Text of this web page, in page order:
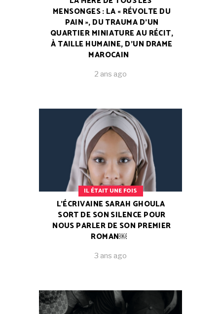
MENSONGES : LA « RÉVOLTE DU
PAIN », DU TRAUMA D’UN
QUARTIER MINIATURE AU RÉCIT,
À TAILLE HUMAINE, D’UN DRAME
MAROCAIN
2 ans ago
IL ÉTAIT UNE FOIS
L’ÉCRIVAINE SARAH GHOULA
SORT DE SON SILENCE POUR
NOUS PARLER DE SON PREMIER
ROMAN￼
3 ans ago